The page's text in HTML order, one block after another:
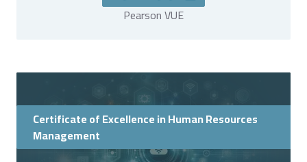
Pearson VUE
Certificate of Excellence in Human Resources
Management